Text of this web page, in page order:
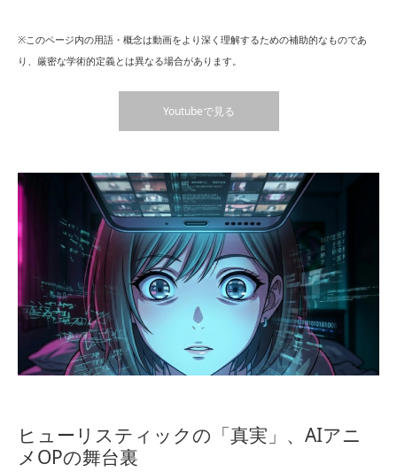
※このページ内の用語・概念は動画をより深く理解するための補助的なものであ
り、厳密な学術的定義とは異なる場合があります。
Youtubeで見る
ヒューリスティックの「真実」、AIアニ
メOPの舞台裏